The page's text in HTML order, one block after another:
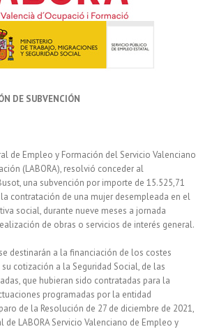
DE SUBVENCIÓN
de Empleo y Formación del Servicio Valenciano
(LABORA), resolvió conceder al
una subvención por importe de 15.525,71
contratación de una mujer desempleada en el
social, durante nueve meses a jornada
de obras o servicios de interés general.
destinarán a la financiación de los costes
cotización a la Seguridad Social, de las
que hubieran sido contratadas para la
programadas por la entidad
de la Resolución de 27 de diciembre de 2021,
de LABORA Servicio Valenciano de Empleo y